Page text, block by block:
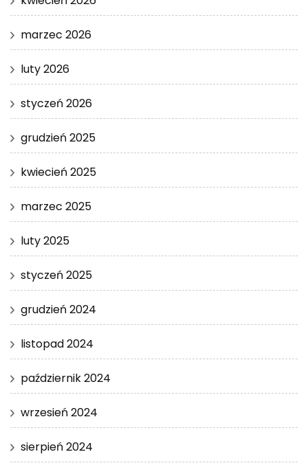
marzec 2026
luty 2026
styczeń 2026
grudzień 2025
kwiecień 2025
marzec 2025
luty 2025
styczeń 2025
grudzień 2024
listopad 2024
październik 2024
wrzesień 2024
sierpień 2024